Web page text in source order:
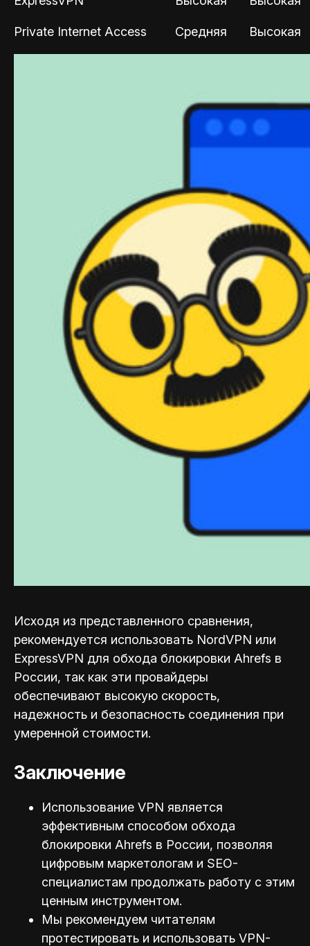
Private Internet Access Средняя Высокая
Исходя из представленного сравнения,
рекомендуется использовать NordVPN или
ExpressVPN для обхода блокировки Ahrefs в
России, так как эти провайдеры
обеспечивают высокую скорость,
надежность и безопасность соединения при
умеренной стоимости.
Заключение
Использование VPN является
эффективным способом обхода
блокировки Ahrefs в России, позволяя
цифровым маркетологам и SEO-
специалистам продолжать работу с этим
ценным инструментом.
Мы рекомендуем читателям
протестировать и использовать VPN-